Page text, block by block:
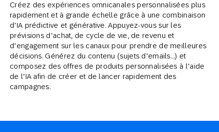
Créez des expériences omnicanales personnalisées plus
rapidement et à grande échelle grâce à une combinaison
d’IA prédictive et générative. Appuyez-vous sur les
prévisions d’achat, de cycle de vie, de revenu et
d’engagement sur les canaux pour prendre de meilleures
décisions. Générez du contenu (sujets d’emails…) et
composez des offres de produits personnalisées à l’aide
de l’IA afin de créer et de lancer rapidement des
campagnes.